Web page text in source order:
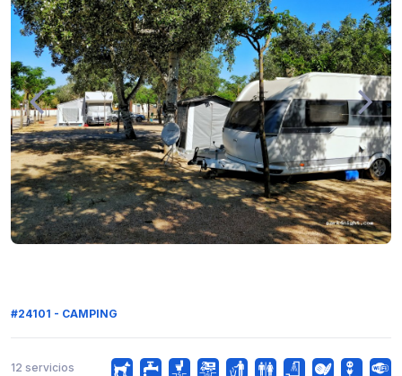
#24101 - CAMPING
12 servicios